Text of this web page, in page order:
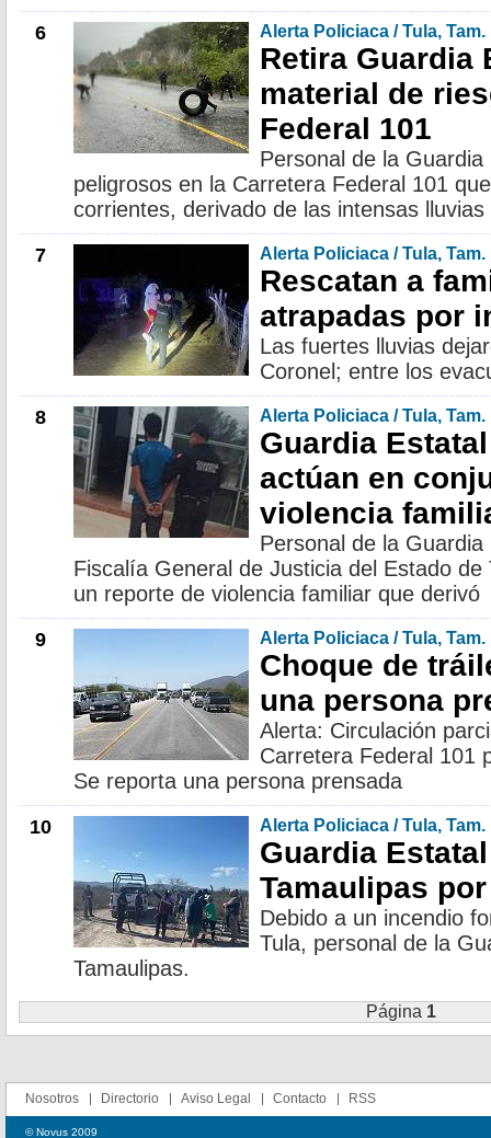
6 Alerta Policiaca / Tula, Tam.
Retira Guardia
material de
Federal 101
Personal de la
peligrosos en la Carretera Federal 101
corrientes, derivado de las intensas
7 Alerta Policiaca / Tula, Tam.
Rescatan a
atrapadas por
Las fuertes lluvias
Coronel; entre los
8 Alerta Policiaca / Tula, Tam.
Guardia
actúan en
violencia
Personal de la
Fiscalía General de Justicia del Estado
un reporte de violencia familiar que derivó
9 Alerta Policiaca / Tula, Tam.
Choque de
una persona
Alerta: Circulación
Carretera Federal 101
Se reporta una persona prensada
10 Alerta Policiaca / Tula, Tam.
Guardia
Tamaulipas
Debido a un incendio
Tula, personal de la
Tamaulipas.
Página 1
Nosotros Directorio Aviso Legal Contacto RSS
© Novus 2009